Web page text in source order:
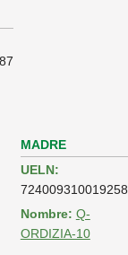
MADRE
UELN:
724009310019258
Nombre: Q-
ORDIZIA-10